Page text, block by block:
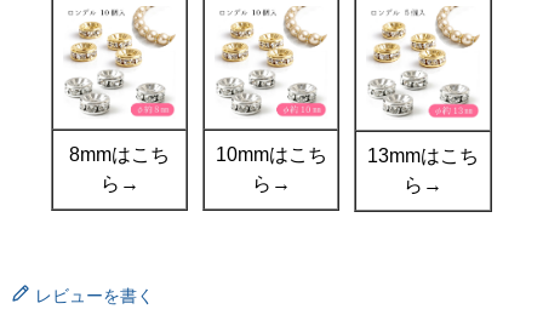
8mmはこち
ら→
10mmはこち
ら→
13mmはこち
ら→
レビューを書く